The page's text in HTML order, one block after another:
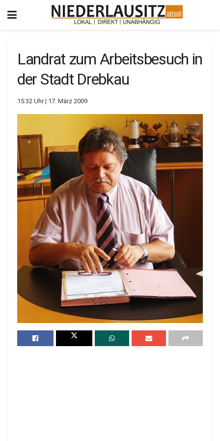
Landrat zum Arbeitsbesuch in
der Stadt Drebkau
15:32 Uhr | 17. März 2009